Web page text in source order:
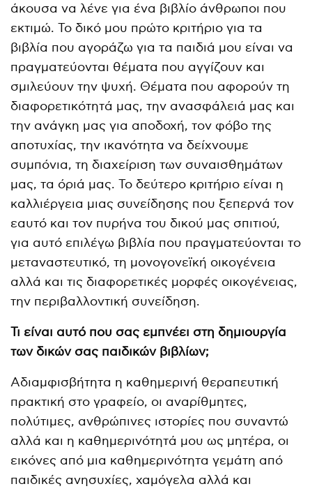
άκουσα να λένε για ένα βιβλίο άνθρωποι που
εκτιμώ. Το δικό μου πρώτο κριτήριο για τα
βιβλία που αγοράζω για τα παιδιά μου είναι να
πραγματεύονται θέματα που αγγίζουν και
σμιλεύουν την ψυχή. Θέματα που αφορούν τη
διαφορετικότητά μας, την ανασφάλειά μας και
την ανάγκη μας για αποδοχή, τον φόβο της
αποτυχίας, την ικανότητα να δείχνουμε
συμπόνια, τη διαχείριση των συναισθημάτων
μας, τα όριά μας. Το δεύτερο κριτήριο είναι η
καλλιέργεια μιας συνείδησης που ξεπερνά τον
εαυτό και τον πυρήνα του δικού μας σπιτιού,
για αυτό επιλέγω βιβλία που πραγματεύονται το
μεταναστευτικό, τη μονογονεϊκή οικογένεια
αλλά και τις διαφορετικές μορφές οικογένειας,
την περιβαλλοντική συνείδηση.
Τι είναι αυτό που σας εμπνέει στη δημιουργία
των δικών σας παιδικών βιβλίων;
Αδιαμφισβήτητα η καθημερινή θεραπευτική
πρακτική στο γραφείο, οι αναρίθμητες,
πολύτιμες, ανθρώπινες ιστορίες που συναντώ
αλλά και η καθημερινότητά μου ως μητέρα, οι
εικόνες από μια καθημερινότητα γεμάτη από
παιδικές ανησυχίες, χαμόγελα αλλά και